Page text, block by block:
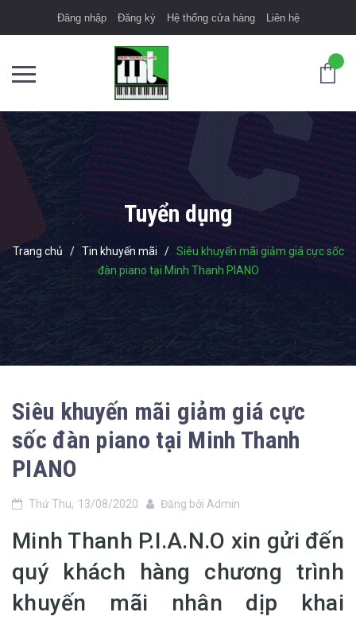
Đăng nhập Đăng ký Hệ thống cửa hàng Liên hệ
Tuyển dụng
Trang chủ / Tin khuyến mãi / Siêu khuyến mãi giảm giá cực sốc
đàn piano tại Minh Thanh PIANO
Siêu khuyến mãi giảm giá cực
sốc đàn piano tại Minh Thanh
PIANO
Thứ Thu, 13/08/2020 Đăng bởi Admin
Minh Thanh P.I.A.N.O xin gửi đến
quý khách hàng chương trình
khuyến mãi nhân dịp khai